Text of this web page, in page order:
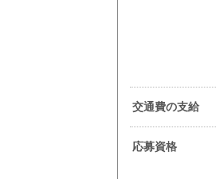
交通費の支給
応募資格